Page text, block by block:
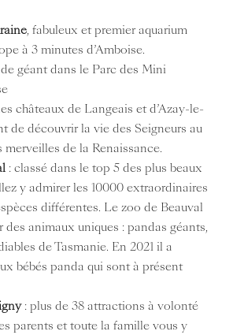
, fabuleux et premier aquarium
à 3 minutes d’Amboise.
géant dans le Parc des Mini
châteaux de Langeais et d’Azay-le-
de découvrir la vie des Seigneurs au
de la Renaissance.
: classé dans le top 5 des plus beaux
y admirer les 10000 extraordinaires
différentes. Le zoo de Beauval
des animaux uniques : pandas géants,
de Tasmanie. En 2021 il a
bébés panda qui sont à présent
: plus de 38 attractions à volonté
parents et toute la famille vous y